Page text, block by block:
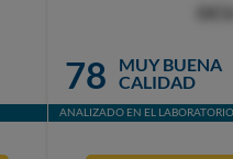
78
MUY BUENA
CALIDAD
ANALIZADO EN EL LABORATORIO